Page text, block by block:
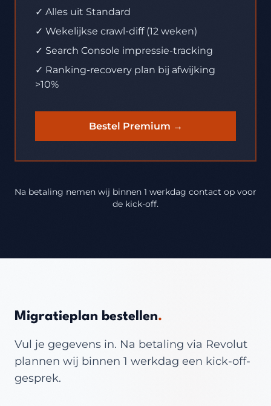
✓ Alles uit Standard
✓ Wekelijkse crawl-diff (12 weken)
✓ Search Console impressie-tracking
✓ Ranking-recovery plan bij afwijking
>10%
Bestel Premium →
Na betaling nemen wij binnen 1 werkdag contact op voor
de kick-off.
Migratieplan bestellen.
Vul je gegevens in. Na betaling via Revolut
plannen wij binnen 1 werkdag een kick-off-
gesprek.